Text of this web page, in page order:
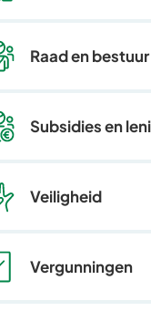
Raad en bestuur
Subsidies en
Veiligheid
Vergunningen